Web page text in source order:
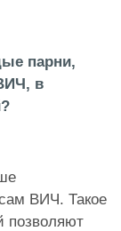
парни,
в
ВИЧ. Такое
позволяют